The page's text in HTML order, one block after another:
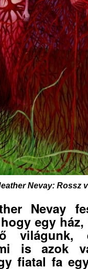
Nevay: Rossz
Nevay
egy
is azok
fiatal fa